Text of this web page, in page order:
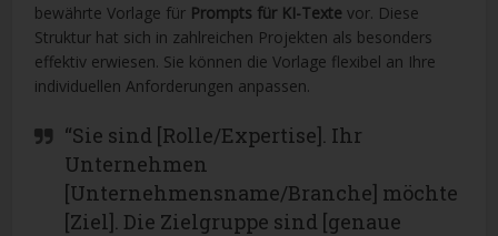
bewährte Vorlage für Prompts für KI-Texte vor. Diese
Struktur hat sich in zahlreichen Projekten als besonders
effektiv erwiesen. Sie können die Vorlage flexibel an Ihre
individuellen Anforderungen anpassen.
“Sie sind [Rolle/Expertise]. Ihr
Unternehmen
[Unternehmensname/Branche] möchte
[Ziel]. Die Zielgruppe sind [genaue